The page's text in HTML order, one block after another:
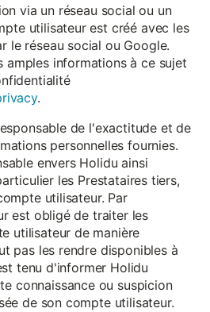
via un réseau social ou un
utilisateur est créé avec les
le réseau social ou Google.
amples informations à ce sujet
.
de l'exactitude et de
personnelles fournies.
envers Holidu ainsi
les Prestataires tiers,
utilisateur. Par
est obligé de traiter les
utilisateur de manière
pas les rendre disponibles à
tenu d'informer Holidu
connaissance ou suspicion
de son compte utilisateur.